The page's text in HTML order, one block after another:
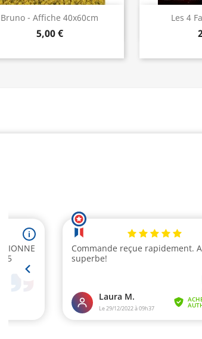
Bruno - Affiche 40x60cm
5,00 €
Aperçu rapide Les 4
